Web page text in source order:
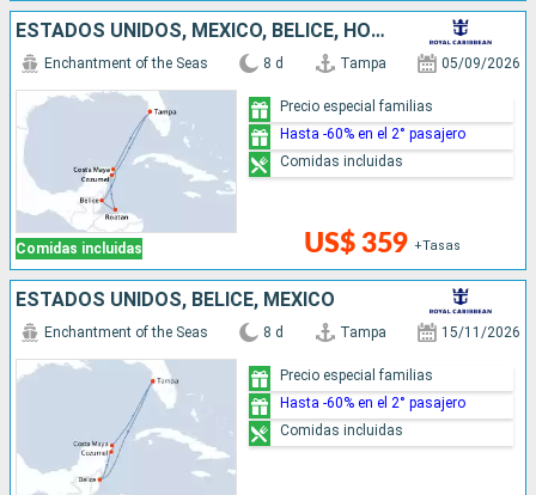
ESTADOS UNIDOS, MÉXICO, BELICE, HONDURAS
Comidas incluidas
Enchantment of the Seas 8 d Tampa 05/09/2026
US$ 359 +Tasas
Precio especial familias
Hasta -60% en el 2° pasajero
Comidas incluidas
ESTADOS UNIDOS, BELICE, MÉXICO
Enchantment of the Seas 8 d Tampa 15/11/2026
Precio especial familias
Hasta -60% en el 2° pasajero
Comidas incluidas